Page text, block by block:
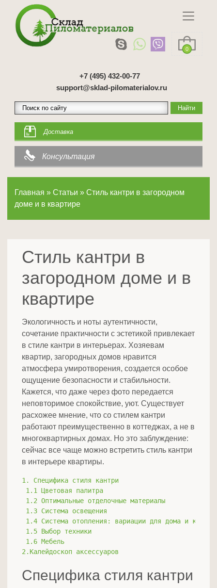
0
+7 (495) 432-00-77
support@sklad-pilomaterialov.ru
Доставка
Консультация
Главная » Статьи » Стиль кантри в загородном
доме и в квартире
Стиль кантри в
загородном доме и в
квартире
Экологичность и ноты аутентичности,
сочетание практичности с эстетикой привлекает
в стиле кантри в интерьерах. Хозяевам
квартир, загородных домов нравится
атмосфера умиротворения, создается особое
ощущение безопасности и стабильности.
Кажется, что даже через фото передается
неповторимое спокойствие, уют. Существует
расхожее мнение, что со стилем кантри
работают преимущественно в коттеджах, а не в
многоквартирных домах. Но это заблуждение:
сейчас все чаще можно встретить стиль кантри
в интерьере квартиры.
1. Специфика стиля кантри
1.1 Цветовая палитра
1.2 Оптимальные отделочные материалы
1.3 Система освещения
1.4 Система отопления: вариации для дома и
1.5 Выбор техники
1.6 Мебель
2.Калейдоскоп аксессуаров
Специфика стиля кантри